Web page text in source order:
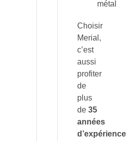
métal
Choisir
Merial,
c’est
aussi
profiter
de
plus
de35
années
d’expérience